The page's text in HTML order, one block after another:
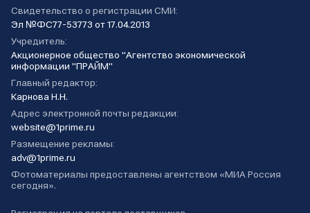
Свидетельство о регистрации СМИ:
Эл №ФС77-53773 от 17.04.2013
Учредитель:
Акционерное общество "Агентство экономической
информации "ПРАЙМ"
Главный редактор:
Карнова Н.Н.
Адрес электронной почты редакции:
website@1prime.ru
Размещение рекламы:
adv@1prime.ru
Фотоматериалы предоставлены агентством «МИА Россия
сегодня».